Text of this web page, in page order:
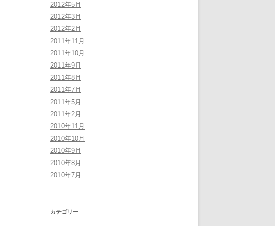
2012年5月
2012年3月
2012年2月
2011年11月
2011年10月
2011年9月
2011年8月
2011年7月
2011年5月
2011年2月
2010年11月
2010年10月
2010年9月
2010年8月
2010年7月
カテゴリー